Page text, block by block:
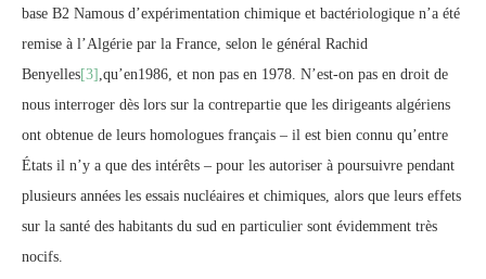
base B2 Namous d’expérimentation chimique et bactériologique n’a été
remise à l’Algérie par la France, selon le général Rachid
Benyelles[3] ,qu’en1986, et non pas en 1978. N’est-on pas en droit de
nous interroger dès lors sur la contrepartie que les dirigeants algériens
ont obtenue de leurs homologues français – il est bien connu qu’entre
États il n’y a que des intérêts – pour les autoriser à poursuivre pendant
plusieurs années les essais nucléaires et chimiques, alors que leurs effets
sur la santé des habitants du sud en particulier sont évidemment très
nocifs.